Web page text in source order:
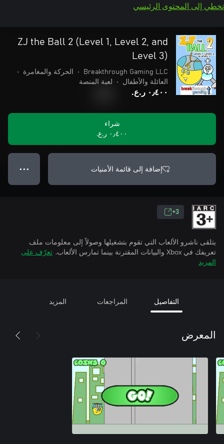
تخطي إلى المحتوى الرئيسي
ZJ the Ball 2 (Level 1, Level 2, and
Level 3)
Breakthrough Gaming LLC
• الحركة والمغامرة
•
العائلة والأطفال
• لعبة المنصة
٠٫٤٠٠ ر.ع.‏
شراء
٠٫٤٠٠ ر.ع.‏
إضافة إلى قائمة الأمنيات ● ● ●
3+
يتلقى ناشرو الألعاب التي تقوم بتشغيلها وصولاً إلى معلومات ملف
تعريفك في Xbox والبيانات المقترنة بينما تمارس الألعاب.
تعرّف على
المزيد
التفاصيل المراجعات المزيد
المعرض